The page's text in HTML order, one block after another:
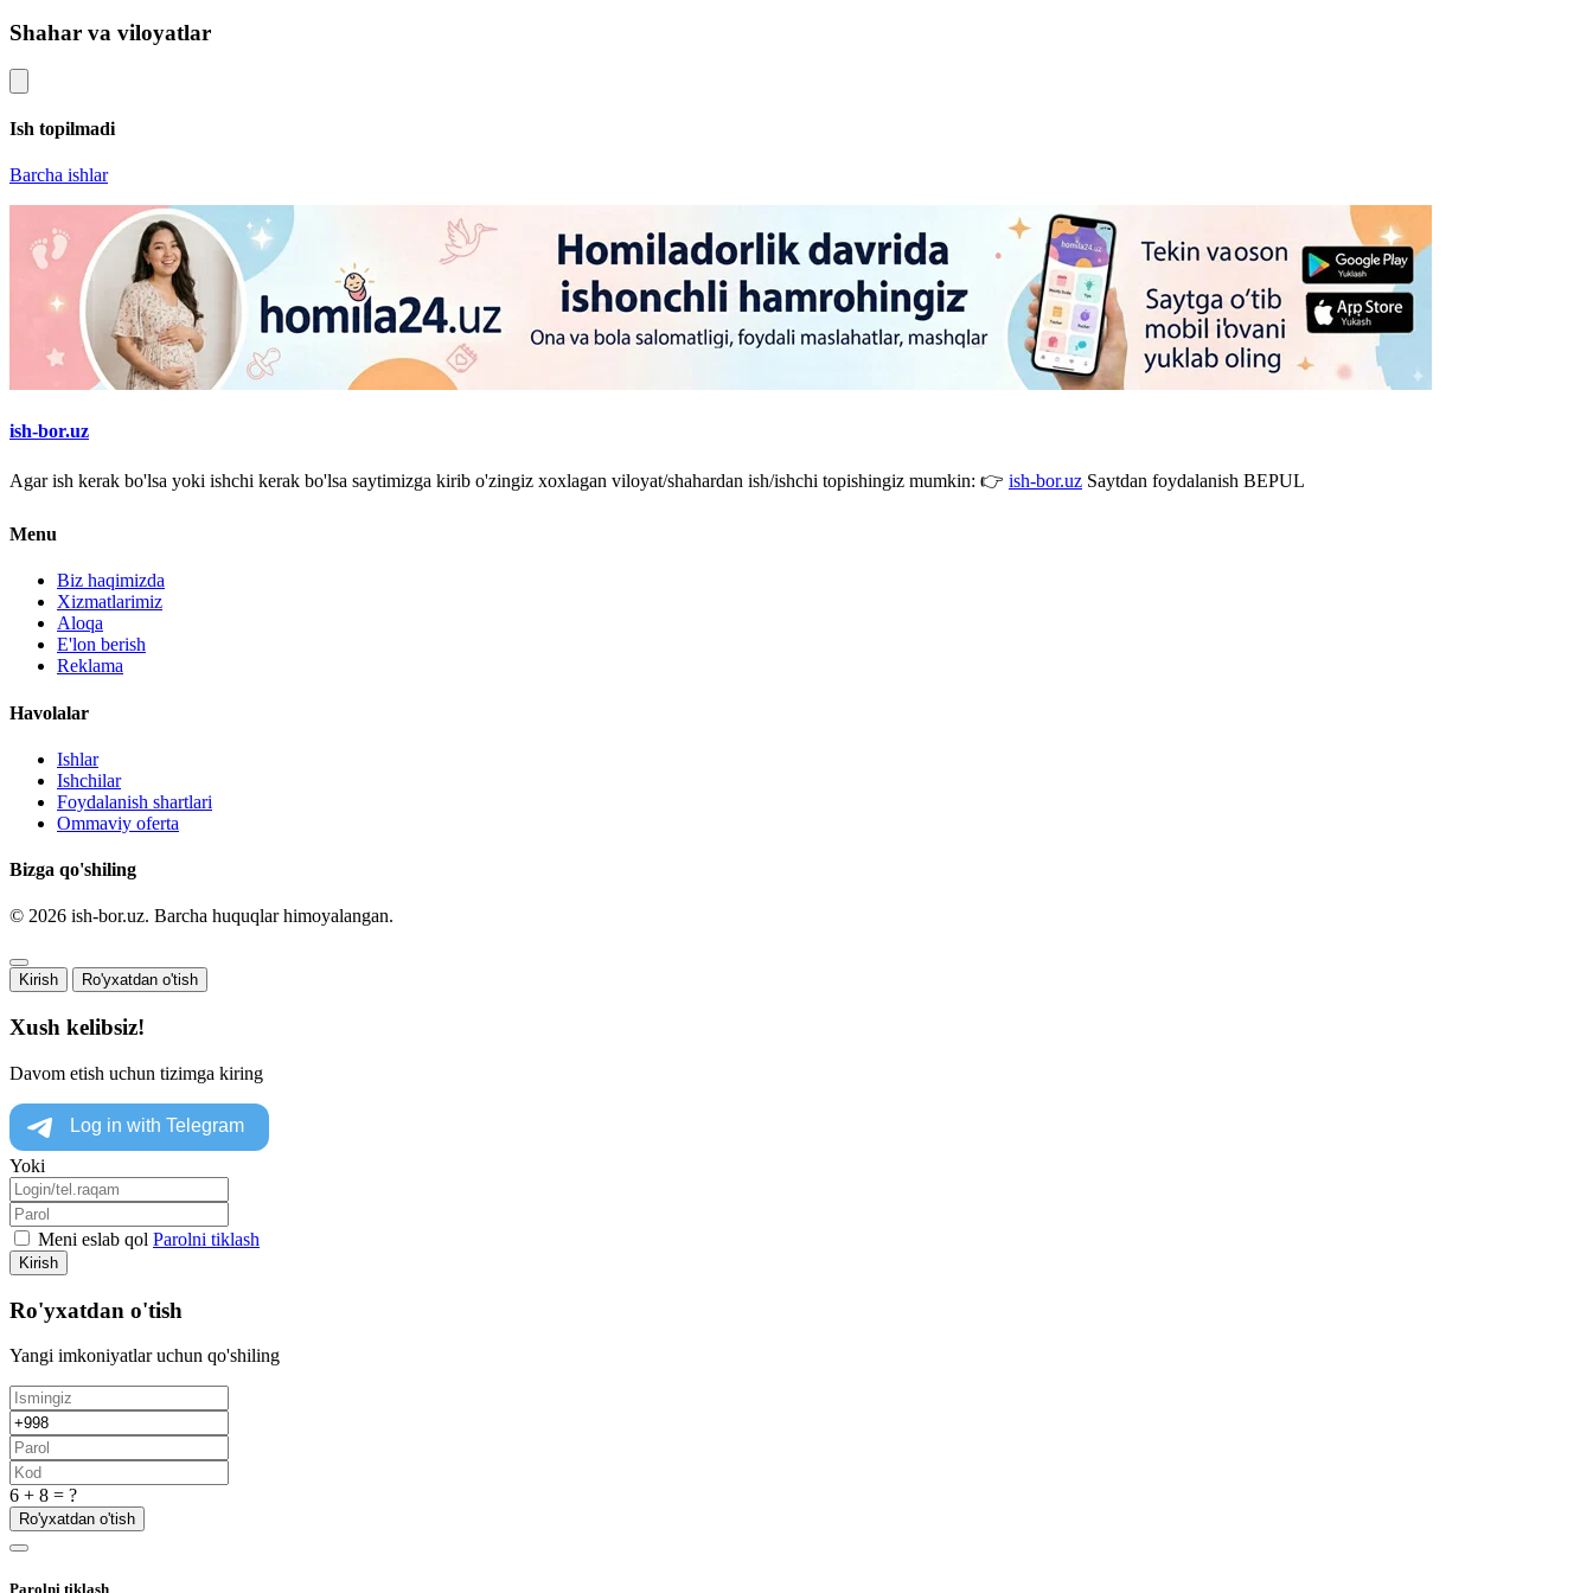
Shahar va viloyatlar
Ish topilmadi
Barcha ishlar
ish-bor.uz
Agar ish kerak bo'lsa yoki ishchi kerak bo'lsa saytimizga kirib o'zingiz xoxlagan viloyat/shahardan ish/ishchi topishingiz mumkin: 👉 ish-bor.uz Saytdan foydalanish BEPUL
Menu
Biz haqimizda
Xizmatlarimiz
Aloqa
E'lon berish
Reklama
Havolalar
Ishlar
Ishchilar
Foydalanish shartlari
Ommaviy oferta
Bizga qo'shiling
© 2026 ish-bor.uz. Barcha huquqlar himoyalangan.
Kirish Ro'yxatdan o'tish
Xush kelibsiz!
Davom etish uchun tizimga kiring
Yoki
Meni eslab qol Parolni tiklash
Kirish
Ro'yxatdan o'tish
Yangi imkoniyatlar uchun qo'shiling
6 + 8 = ?
Ro'yxatdan o'tish
Parolni tiklash